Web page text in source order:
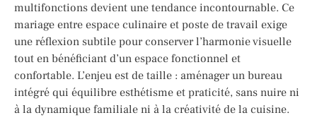
multifonctions devient une tendance incontournable. Ce
mariage entre espace culinaire et poste de travail exige
une réflexion subtile pour conserver l’harmonie visuelle
tout en bénéficiant d’un espace fonctionnel et
confortable. L’enjeu est de taille : aménager un bureau
intégré qui équilibre esthétisme et praticité, sans nuire ni
à la dynamique familiale ni à la créativité de la cuisine.